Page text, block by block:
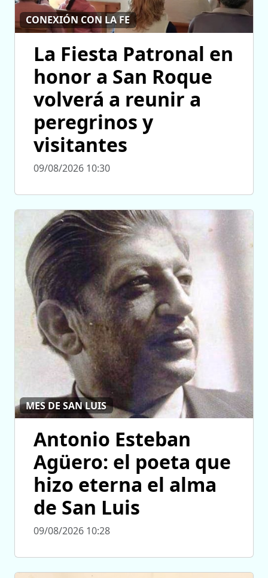
CONEXIÓN CON LA FE
La Fiesta Patronal en
honor a San Roque
volverá a reunir a
peregrinos y
visitantes
09/08/2026 10:30
MES DE SAN LUIS
Antonio Esteban
Agüero: el poeta que
hizo eterna el alma
de San Luis
09/08/2026 10:28